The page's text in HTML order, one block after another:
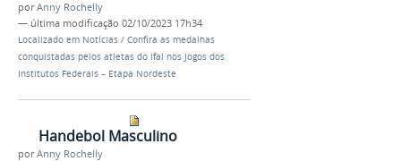
porAnny Rochelly
— última modificação 02/10/2023 17h34
Localizado em Notícias / Confira as medalhas
conquistadas pelos atletas do Ifal nos Jogos dos
Institutos Federais – Etapa Nordeste
Handebol Masculino
porAnny Rochelly